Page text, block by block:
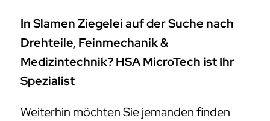
In Slamen Ziegelei auf der Suche nach
Drehteile, Feinmechanik &
Medizintechnik? HSA MicroTech ist Ihr
Spezialist
Weiterhin möchten Sie jemanden finden